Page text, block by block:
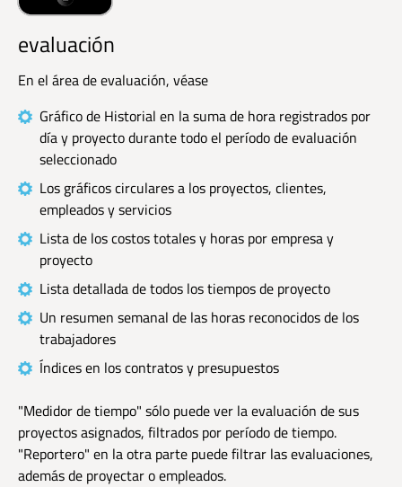
evaluación
En el área de evaluación, véase
Gráfico de Historial en la suma de hora registrados por
día y proyecto durante todo el período de evaluación
seleccionado
Los gráficos circulares a los proyectos, clientes,
empleados y servicios
Lista de los costos totales y horas por empresa y
proyecto
Lista detallada de todos los tiempos de proyecto
Un resumen semanal de las horas reconocidos de los
trabajadores
Índices en los contratos y presupuestos
"Medidor de tiempo" sólo puede ver la evaluación de sus
proyectos asignados, filtrados por período de tiempo.
"Reportero" en la otra parte puede filtrar las evaluaciones,
además de proyectar o empleados.